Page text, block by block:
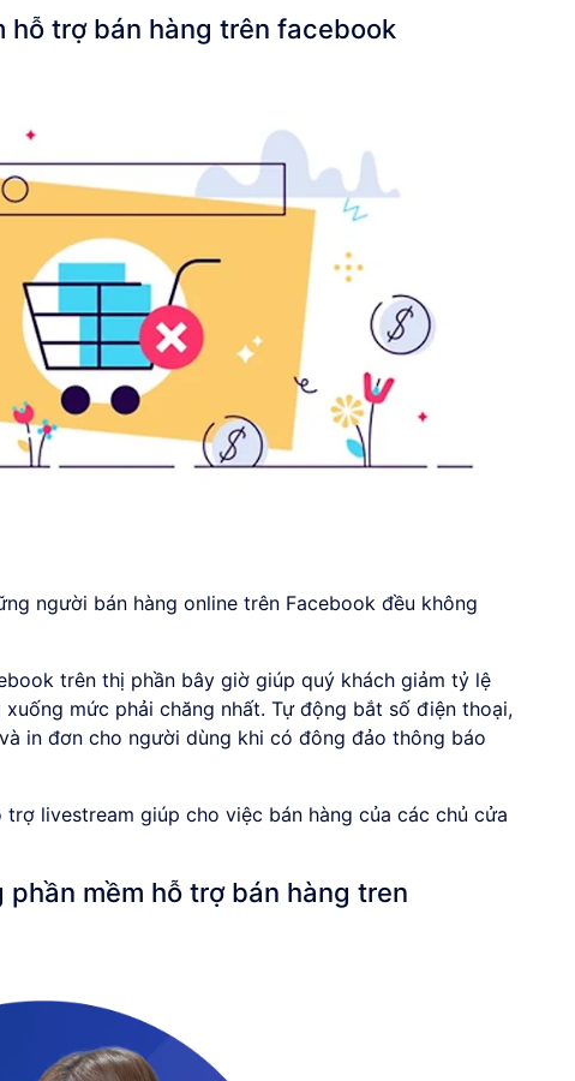
hỗ trợ bán hàng trên facebook
người bán hàng online trên Facebook đều không
trên thị phần bây giờ giúp quý khách giảm tỷ lệ
mức phải chăng nhất. Tự động bắt số điện thoại,
in đơn cho người dùng khi có đông đảo thông báo
livestream giúp cho việc bán hàng của các chủ cửa
mềm hỗ trợ bán hàng tren